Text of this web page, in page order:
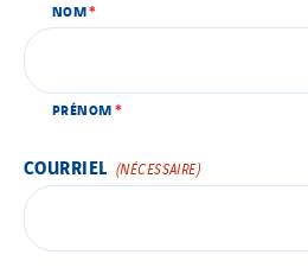
NOM
PRÉNOM
COURRIEL (NÉCESSAIRE)